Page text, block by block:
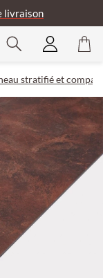
livraison
stratifié et compact